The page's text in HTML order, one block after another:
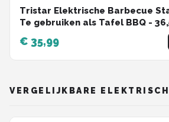
Tristar Elektrische Barbecue
Te gebruiken als Tafel BBQ -
€ 35,99
VERGELIJKBARE